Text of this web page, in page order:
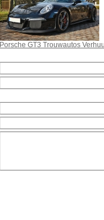
Porsche GT3 Trouwautos